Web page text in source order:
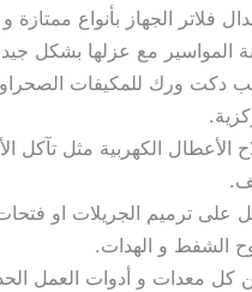
فلاتر الجهاز بأنواع
المواسير مع عزلها بشكل جيد
دكت ورك للمكيفات
الأعطال الكهربية مثل تآكل
على ترميم الجريلات او
الشفط و الهدات.
كل معدات و أدوات العمل